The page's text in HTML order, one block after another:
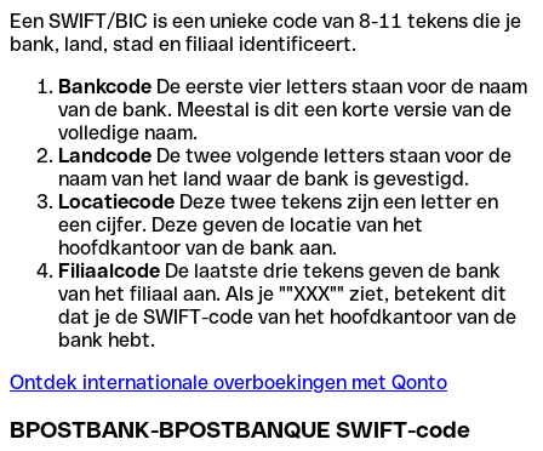
Een SWIFT/BIC is een unieke code van 8-11 tekens die je
bank, land, stad en filiaal identificeert.
Bankcode De eerste vier letters staan voor de naam
van de bank. Meestal is dit een korte versie van de
volledige naam.
Landcode De twee volgende letters staan voor de
naam van het land waar de bank is gevestigd.
Locatiecode Deze twee tekens zijn een letter en
een cijfer. Deze geven de locatie van het
hoofdkantoor van de bank aan.
Filiaalcode De laatste drie tekens geven de bank
van het filiaal aan. Als je ""XXX"" ziet, betekent dit
dat je de SWIFT-code van het hoofdkantoor van de
bank hebt.
Ontdek internationale overboekingen met Qonto
BPOSTBANK-BPOSTBANQUE SWIFT-code